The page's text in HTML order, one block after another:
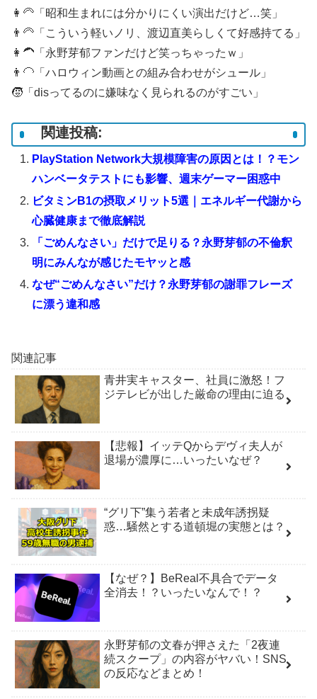
👩‍🦳「昭和生まれには分かりにくい演出だけど…笑」
👨‍🦳「こういう軽いノリ、渡辺直美らしくて好感持てる」
👩‍🦱「永野芽郁ファンだけど笑っちゃったｗ」
👨‍🦲「ハロウィン動画との組み合わせがシュール」
🧒「disってるのに嫌味なく見られるのがすごい」
関連投稿:
PlayStation Network大規模障害の原因とは！？モン
ハンベータテストにも影響、週末ゲーマー困惑中
ビタミンB1の摂取メリット5選｜エネルギー代謝から
心臓健康まで徹底解説
「ごめんなさい」だけで足りる？永野芽郁の不倫釈
明にみんなが感じたモヤッと感
なぜ“ごめんなさい”だけ？永野芽郁の謝罪フレーズ
に漂う違和感
関連記事
青井実キャスター、社員に激怒！フ
ジテレビが出した厳命の理由に迫る
【悲報】イッテQからデヴィ夫人が
退場が濃厚に…いったいなぜ？
“グリ下”集う若者と未成年誘拐疑
惑…騒然とする道頓堀の実態とは？
【なぜ？】BeReal不具合でデータ
全消去！？いったいなんで！？
永野芽郁の文春が押さえた「2夜連
続スクープ」の内容がヤバい！SNS
の反応などまとめ！